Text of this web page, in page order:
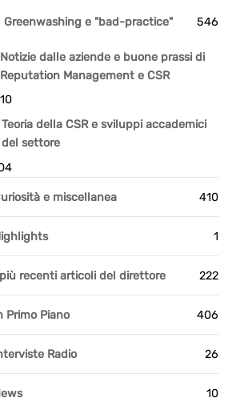
Greenwashing e "bad-practice" 546
Notizie dalle aziende e buone prassi di
Reputation Management e CSR
Teoria della CSR e sviluppi accademici
del settore
e miscellanea 410
1
recenti articoli del direttore 222
Primo Piano 406
Radio 26
10